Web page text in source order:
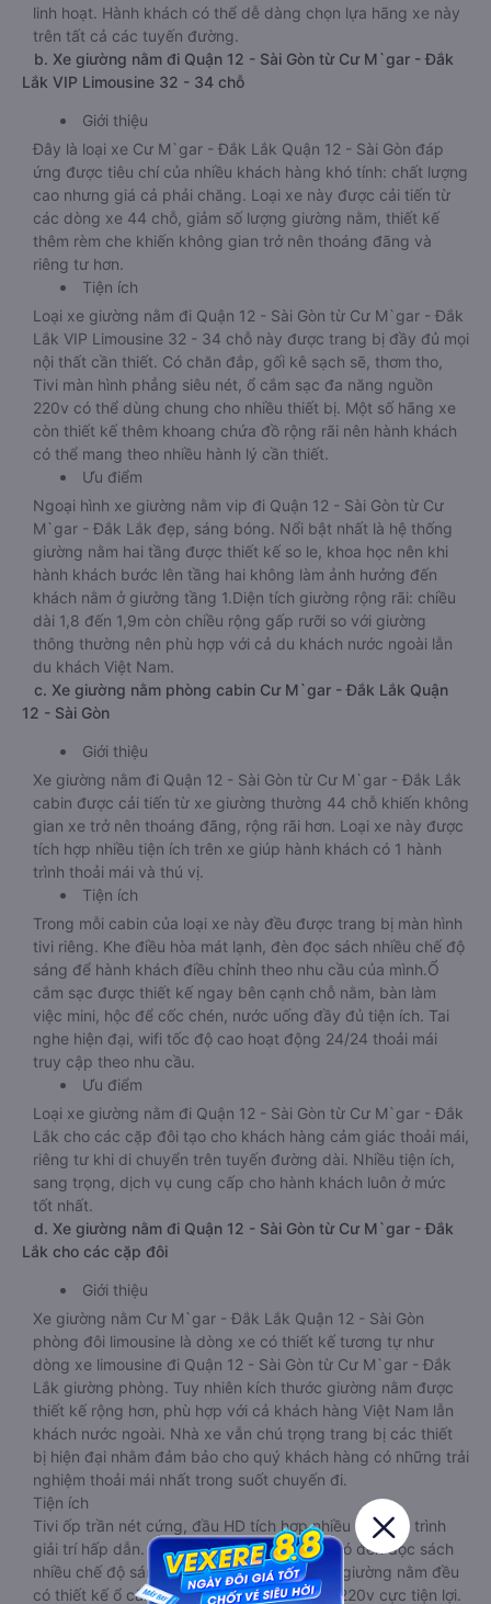
linh hoạt. Hành khách có thể dễ dàng chọn lựa hãng xe này
trên tất cả các tuyến đường.
b. Xe giường nằm đi Quận 12 - Sài Gòn từ Cư M`gar - Đắk
Lắk VIP Limousine 32 - 34 chỗ
Giới thiệu
Đây là loại xe Cư M`gar - Đắk Lắk Quận 12 - Sài Gòn đáp
ứng được tiêu chí của nhiều khách hàng khó tính: chất lượng
cao nhưng giá cả phải chăng. Loại xe này được cải tiến từ
các dòng xe 44 chỗ, giảm số lượng giường nằm, thiết kế
thêm rèm che khiến không gian trở nên thoáng đãng và
riêng tư hơn.
Tiện ích
Loại xe giường nằm đi Quận 12 - Sài Gòn từ Cư M`gar - Đắk
Lắk VIP Limousine 32 - 34 chỗ này được trang bị đầy đủ mọi
nội thất cần thiết. Có chăn đắp, gối kê sạch sẽ, thơm tho,
Tivi màn hình phẳng siêu nét, ổ cắm sạc đa năng nguồn
220v có thể dùng chung cho nhiều thiết bị. Một số hãng xe
còn thiết kế thêm khoang chứa đồ rộng rãi nên hành khách
có thể mang theo nhiều hành lý cần thiết.
Ưu điểm
Ngoại hình xe giường nằm vip đi Quận 12 - Sài Gòn từ Cư
M`gar - Đắk Lắk đẹp, sáng bóng. Nổi bật nhất là hệ thống
giường nằm hai tầng được thiết kế so le, khoa học nên khi
hành khách bước lên tầng hai không làm ảnh hưởng đến
khách nằm ở giường tầng 1.Diện tích giường rộng rãi: chiều
dài 1,8 đến 1,9m còn chiều rộng gấp rưỡi so với giường
thông thường nên phù hợp với cả du khách nước ngoài lẫn
du khách Việt Nam.
c. Xe giường nằm phòng cabin Cư M`gar - Đắk Lắk Quận
12 - Sài Gòn
Giới thiệu
Xe giường nằm đi Quận 12 - Sài Gòn từ Cư M`gar - Đắk Lắk
cabin được cải tiến từ xe giường thường 44 chỗ khiến không
gian xe trở nên thoáng đãng, rộng rãi hơn. Loại xe này được
tích hợp nhiều tiện ích trên xe giúp hành khách có 1 hành
trình thoải mái và thú vị.
Tiện ích
Trong mỗi cabin của loại xe này đều được trang bị màn hình
tivi riêng. Khe điều hòa mát lạnh, đèn đọc sách nhiều chế độ
sáng để hành khách điều chỉnh theo nhu cầu của mình.Ổ
cắm sạc được thiết kế ngay bên cạnh chỗ nằm, bàn làm
việc mini, hộc để cốc chén, nước uống đầy đủ tiện ích. Tai
nghe hiện đại, wifi tốc độ cao hoạt động 24/24 thoải mái
truy cập theo nhu cầu.
Ưu điểm
Loại xe giường nằm đi Quận 12 - Sài Gòn từ Cư M`gar - Đắk
Lắk cho các cặp đôi tạo cho khách hàng cảm giác thoải mái,
riêng tư khi di chuyển trên tuyến đường dài. Nhiều tiện ích,
sang trọng, dịch vụ cung cấp cho hành khách luôn ở mức
tốt nhất.
d. Xe giường nằm đi Quận 12 - Sài Gòn từ Cư M`gar - Đắk
Lắk cho các cặp đôi
Giới thiệu
Xe giường nằm Cư M`gar - Đắk Lắk Quận 12 - Sài Gòn
phòng đôi limousine là dòng xe có thiết kế tương tự như
dòng xe limousine đi Quận 12 - Sài Gòn từ Cư M`gar - Đắk
Lắk giường phòng. Tuy nhiên kích thước giường nằm được
thiết kế rộng hơn, phù hợp với cả khách hàng Việt Nam lẫn
khách nước ngoài. Nhà xe vẫn chú trọng trang bị các thiết
bị hiện đại nhằm đảm bảo cho quý khách hàng có những trải
nghiệm thoải mái nhất trong suốt chuyến đi.
Tiện ích
Tivi ốp trần nét cứng, đầu HD tích hợp nhiều chương trình
giải trí hấp dẫn. Trong phòng có tai nghe, có đèn đọc sách
nhiều chế độ sáng, wifi tốc độ cao. Tại mỗi giường nằm đều
có thiết kế ổ cắm sạc đa năng nguồn điện 220v cực tiện lợi.